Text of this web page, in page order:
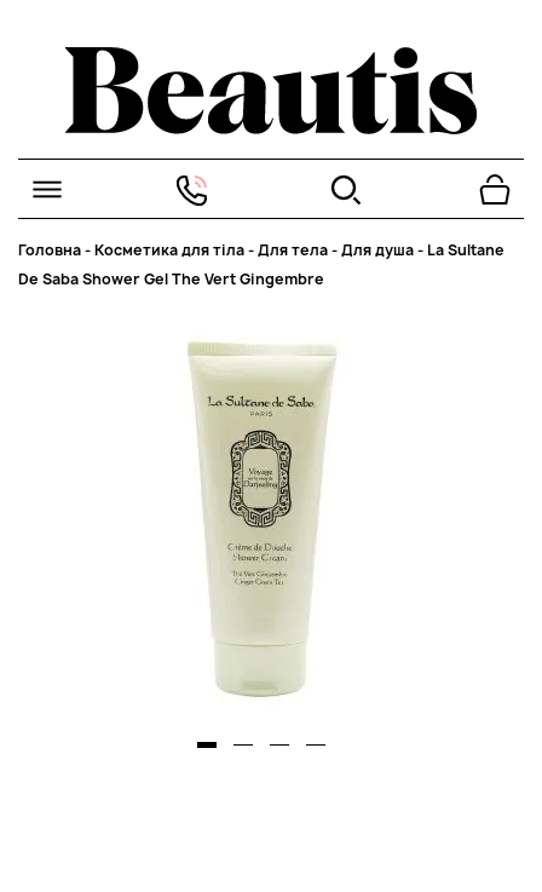
Головна-Косметика для тіла-Для тела-Для душа- La Sultane
De Saba Shower Gel The Vert Gingembre